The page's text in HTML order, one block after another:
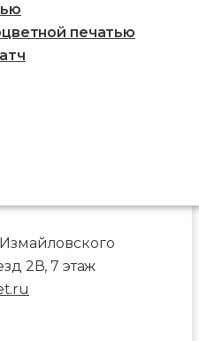
печатью
2В, 7 этаж